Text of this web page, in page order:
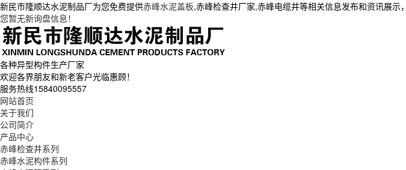
新民市隆顺达水泥制品厂为您免费提供赤峰水泥盖板,赤峰检查井厂家,赤峰电缆井等相关信息发布和资讯展示
您暂无新询盘信息！
各种异型构件生产厂家
欢迎各界朋友和新老客户光临惠顾！
服务热线15840095557
网站首页
关于我们
公司简介
产品中心
赤峰检查井系列
赤峰水泥构件系列